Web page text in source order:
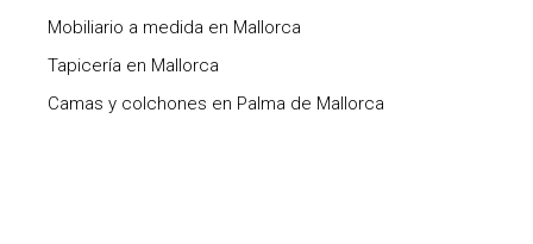
Mobiliario a medida en Mallorca
Tapicería en Mallorca
Camas y colchones en Palma de Mallorca